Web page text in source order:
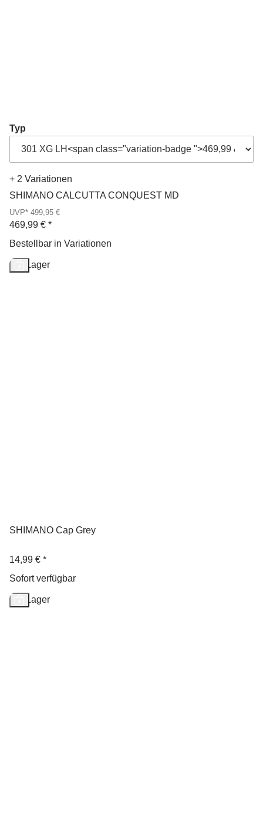
Typ
+ 2 Variationen
SHIMANO CALCUTTA CONQUEST MD
UVP* 499,95 €
469,99 € *
Bestellbar in Variationen
Auf Lager
SHIMANO Cap Grey
14,99 € *
Sofort verfügbar
Auf Lager